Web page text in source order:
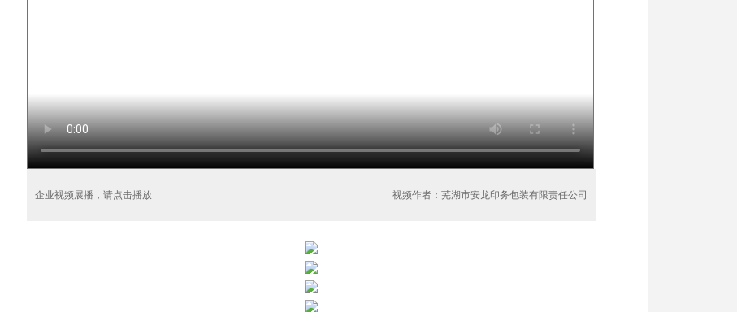
企业视频展播，请点击播放 视频作者：芜湖市安龙印务包装有限责任公司